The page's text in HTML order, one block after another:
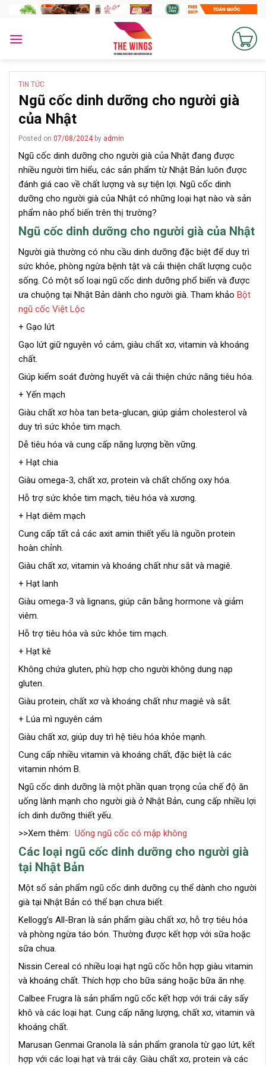
content
TIN TỨC
Ngũ cốc dinh dưỡng cho người già
của Nhật
Posted on 07/08/2024by admin
Ngũ cốc dinh dưỡng cho người già của Nhật đang được
nhiều người tìm hiểu, các sản phẩm từ Nhật Bản luôn được
đánh giá cao về chất lượng và sự tiện lợi. Ngũ cốc dinh
dưỡng cho người già của Nhật có những loại hạt nào và sản
phẩm nào phổ biến trên thị trường?
Ngũ cốc dinh dưỡng cho người già của Nhật
Người già thường có nhu cầu dinh dưỡng đặc biệt để duy trì
sức khỏe, phòng ngừa bệnh tật và cải thiện chất lượng cuộc
sống. Có một số loại ngũ cốc dinh dưỡng phổ biến và được
ưa chuộng tại Nhật Bản dành cho người già. Tham khảo Bột
ngũ cốc Việt Lộc
+ Gạo lứt
Gạo lứt giữ nguyên vỏ cám, giàu chất xơ, vitamin và khoáng
chất.
Giúp kiểm soát đường huyết và cải thiện chức năng tiêu hóa.
+ Yến mạch
Giàu chất xơ hòa tan beta-glucan, giúp giảm cholesterol và
duy trì sức khỏe tim mạch.
Dễ tiêu hóa và cung cấp năng lượng bền vững.
+ Hạt chia
Giàu omega-3, chất xơ, protein và chất chống oxy hóa.
Hỗ trợ sức khỏe tim mạch, tiêu hóa và xương.
+ Hạt diêm mạch
Cung cấp tất cả các axit amin thiết yếu là nguồn protein
hoàn chỉnh.
Giàu chất xơ, vitamin và khoáng chất như sắt và magiê.
+ Hạt lanh
Giàu omega-3 và lignans, giúp cân bằng hormone và giảm
viêm.
Hỗ trợ tiêu hóa và sức khỏe tim mạch.
+ Hạt kê
Không chứa gluten, phù hợp cho người không dung nạp
gluten.
Giàu protein, chất xơ và khoáng chất như magiê và sắt.
+ Lúa mì nguyên cám
Giàu chất xơ, giúp duy trì hệ tiêu hóa khỏe mạnh.
Cung cấp nhiều vitamin và khoáng chất, đặc biệt là các
vitamin nhóm B.
Ngũ cốc dinh dưỡng là một phần quan trọng của chế độ ăn
uống lành mạnh cho người già ở Nhật Bản, cung cấp nhiều lợi
ích dinh dưỡng thiết yếu.
>>Xem thêm: Uống ngũ cốc có mập không
Các loại ngũ cốc dinh dưỡng cho người già
tại Nhật Bản
Một số sản phẩm ngũ cốc dinh dưỡng cụ thể dành cho người
già tại Nhật Bản có thể bạn chưa biết.
Kellogg’s All-Bran là sản phẩm giàu chất xơ, hỗ trợ tiêu hóa
và phòng ngừa táo bón. Thường được kết hợp với sữa hoặc
sữa chua.
Nissin Cereal có nhiều loại hạt ngũ cốc hỗn hợp giàu vitamin
và khoáng chất. Thích hợp cho bữa sáng hoặc bữa ăn nhẹ.
Calbee Frugra là sản phẩm ngũ cốc kết hợp với trái cây sấy
khô và các loại hạt. Cung cấp năng lượng, chất xơ, vitamin và
khoáng chất.
Marusan Genmai Granola là sản phẩm granola từ gạo lứt, kết
hợp với các loại hạt và trái cây. Giàu chất xơ, protein và các